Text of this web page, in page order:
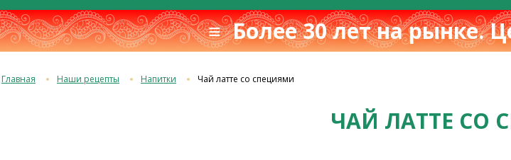
≡ Более 30 лет на рынке.
Главная Наши рецепты Напитки Чай латте со специями
ЧАЙ ЛАТТЕ СО